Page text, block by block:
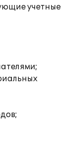
учетные